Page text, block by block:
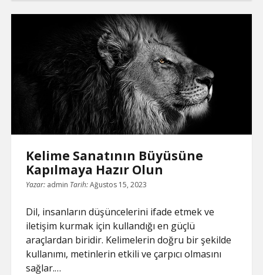
Kelimeler
Kelime Sanatının Büyüsüne
Kapılmaya Hazır Olun
Yazar: admin Tarih:Ağustos 15, 2023
Dil, insanların düşüncelerini ifade etmek ve
iletişim kurmak için kullandığı en güçlü
araçlardan biridir. Kelimelerin doğru bir şekilde
kullanımı, metinlerin etkili ve çarpıcı olmasını
sağlar.…